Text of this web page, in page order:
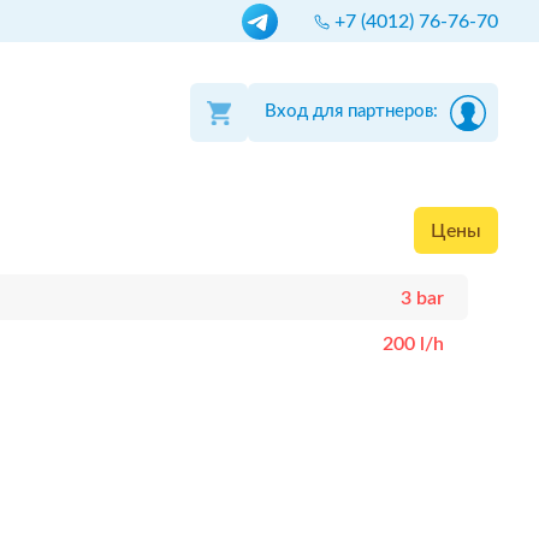
+7 (4012) 76-76-70
Вход для партнеров:
Цены
3 bar
200 l/h